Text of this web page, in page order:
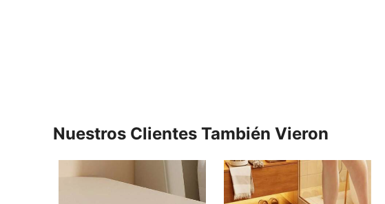
Nuestros Clientes También Vieron